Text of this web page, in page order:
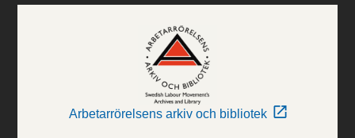
Arbetarrörelsens arkiv och bibliotek